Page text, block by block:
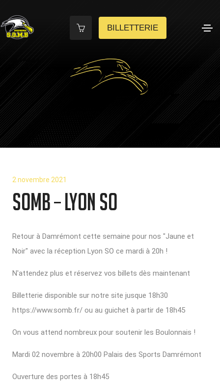
BILLETTERIE
2 novembre 2021
SOMB – LYON SO
Retour à Damrémont cette semaine pour nos "Jaune et
Noir" avec la réception Lyon SO ce mardi à 20h !
N'attendez plus et réservez vos billets dès maintenant
Billetterie disponible sur notre site jusque 18h30
https://www.somb.fr/ ou au guichet à partir de 18h45
On vous attend nombreux pour soutenir les Boulonnais !
Mardi 02 novembre à 20h00 Palais des Sports Damrémont
Ouverture des portes à 18h45